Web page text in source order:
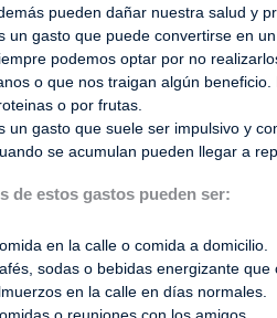
pueden dañar nuestra salud y
un gasto que puede convertirse en
podemos optar por no
o que nos traigan algún
o por frutas.
un gasto que suele ser impulsivo y
se acumulan pueden llegar a
de estos gastos pueden ser:
en la calle o comida a domicilio.
sodas o bebidas energizante que
en la calle en días normales.
o reuniones con los amigos